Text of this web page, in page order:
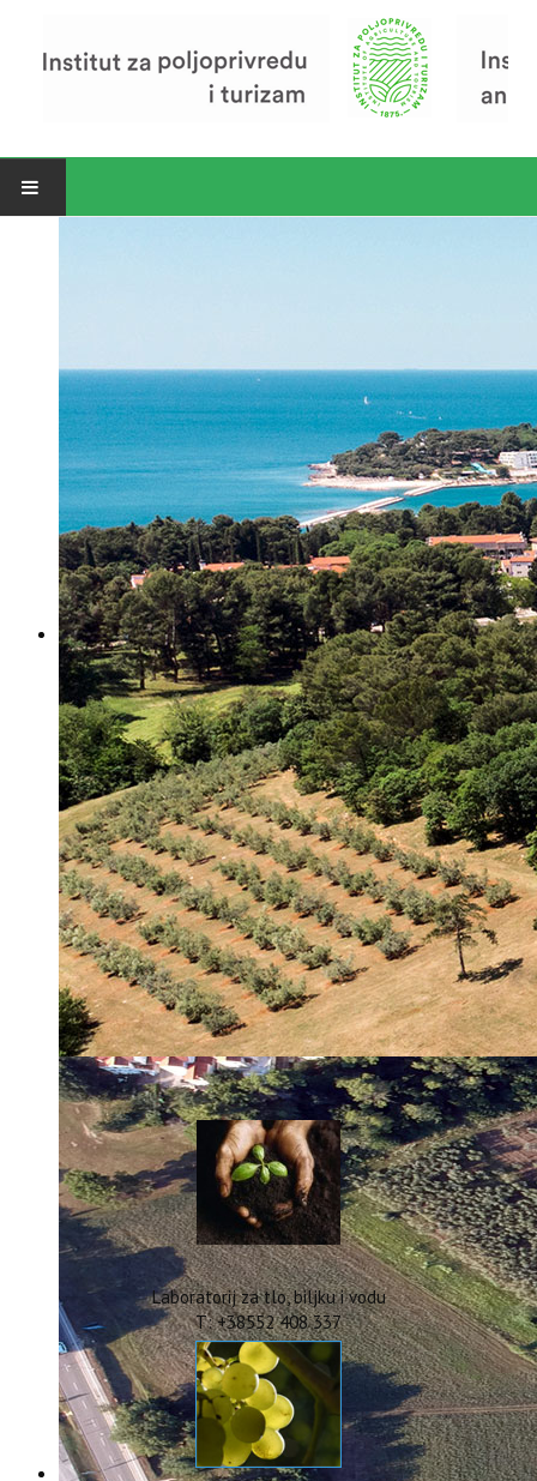
Zavod za poljoprivredu i prehranu
Zavod za ekonomiku i razvoj poljoprivrede
Zavod za turizam
Pokusno poljoprivredno imanje
Zaposlenici
Euraxess
Misija i vizija
Upravno Vijeće
Rad Upravnog vijeća
Znanstveno Vijeće
Rad Znanstvenog vijeća
Etičko povjerenstvo
Etički kodeks
Financiranje
Proračun
Potpore
PROGRAMSKO FINANCIRANJE
Izvještavanje po uredbi
Projekti Instituta
Dialogue4Tourism
REVIVE
WASTEREDUCE
MITOMED+
WINTERMED
CASTWATER
INHERIT
CONSUMLESS PLUS
IstraOILFest
ARHIVA PROJEKATA
IstraECOinclusive
Izdavačka djelatnost
Izbor u znanstvena zvanja
Dokumenti
Statut
Strategija
CIP
Pravo na pristup informacijama
Zaštita osobnih podataka
Godišnji izvještaj
Javna nabava
Natječaji za radna mjesta
Zakonodavni okvir
Laboratorij za tlo, biljku i vodu
T: +38552 408 337